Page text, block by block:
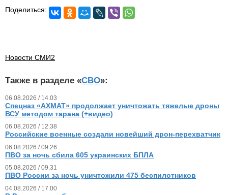
Поделиться:
Новости СМИ2
Также в разделе «СВО»:
06.08.2026 / 14.03
Спецназ «АХМАТ» продолжает уничтожать тяжелые дроны
ВСУ методом тарана (+видео)
06.08.2026 / 12.38
Российские военные создали новейший дрон-перехватчик
06.08.2026 / 09.26
ПВО за ночь сбила 605 украинских БПЛА
05.08.2026 / 09.31
ПВО России за ночь уничтожили 475 беспилотников
04.08.2026 / 17.00